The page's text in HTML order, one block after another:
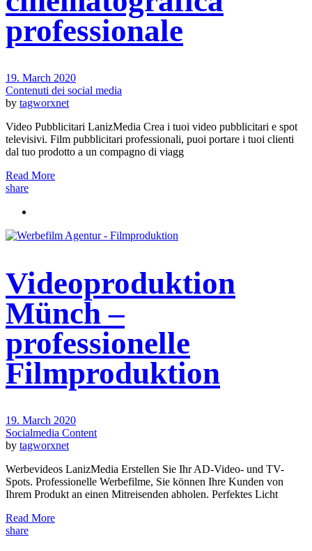
professionale
19. March 2020
Contenuti dei social media
by tagworxnet
Video Pubblicitari LanizMedia Crea i tuoi video pubblicitari e spot
televisivi. Film pubblicitari professionali, puoi portare i tuoi clienti
dal tuo prodotto a un compagno di viagg
Read More
share
Videoproduktion
Münch –
professionelle
Filmproduktion
19. March 2020
Socialmedia Content
by tagworxnet
Werbevideos LanizMedia Erstellen Sie Ihr AD-Video- und TV-
Spots. Professionelle Werbefilme, Sie können Ihre Kunden von
Ihrem Produkt an einen Mitreisenden abholen. Perfektes Licht
Read More
share